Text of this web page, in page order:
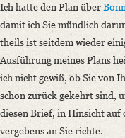
Ich hatte den Plan über
damit ich Sie mündlich
theils ist seitdem wieder
Ausführung meines Plans
ich nicht gewiß, ob Sie von
schon zurück gekehrt sind,
diesen Brief, in Hinsicht auf
vergebens an Sie richte.